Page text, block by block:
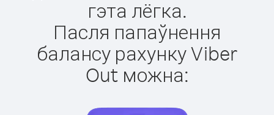
гэта лёгка.
Пасля папаўнення
балансу рахунку Viber
Out можна: